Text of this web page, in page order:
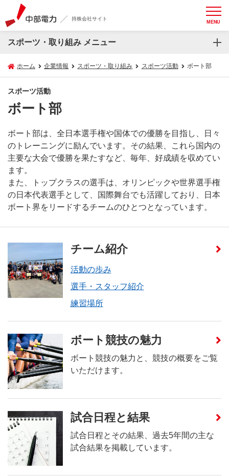
持株会社サイト MENU
スポーツ・取り組み メニュー
ホーム 企業情報 スポーツ・取り組み スポーツ活動 ボート部
スポーツ活動
ボート部
ボート部は、全日本選手権や国体での優勝を目指し、日々
のトレーニングに励んでいます。その結果、これら国内の
主要な大会で優勝を果たすなど、毎年、好成績を収めてい
ます。
また、トップクラスの選手は、オリンピックや世界選手権
の日本代表選手として、国際舞台でも活躍しており、日本
ボート界をリードするチームのひとつとなっています。
チーム紹介
活動の歩み
選手・スタッフ紹介
練習場所
ボート競技の魅力
ボート競技の魅力と、競技の概要をご覧
いただけます。
試合日程と結果
試合日程とその結果、過去5年間の主な
試合結果を掲載しています。